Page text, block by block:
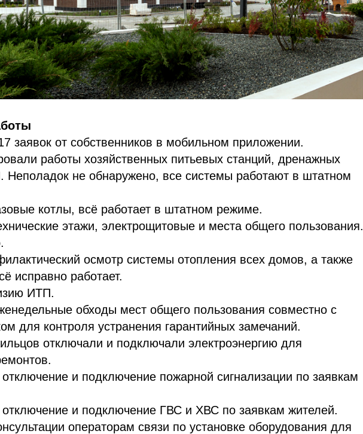
заявок от собственников в мобильном приложении.
работы хозяйственных питьевых станций, дренажных
Неполадок не обнаружено, все системы работают в штатном
котлы, всё работает в штатном режиме.
этажи, электрощитовые и места общего пользования.
осмотр системы отопления всех домов, а также
исправно работает.
ИТП.
обходы мест общего пользования совместно с
для контроля устранения гарантийных замечаний.
отключали и подключали электроэнергию для
и подключение пожарной сигнализации по заявкам
и подключение ГВС и ХВС по заявкам жителей.
операторам связи по установке оборудования для